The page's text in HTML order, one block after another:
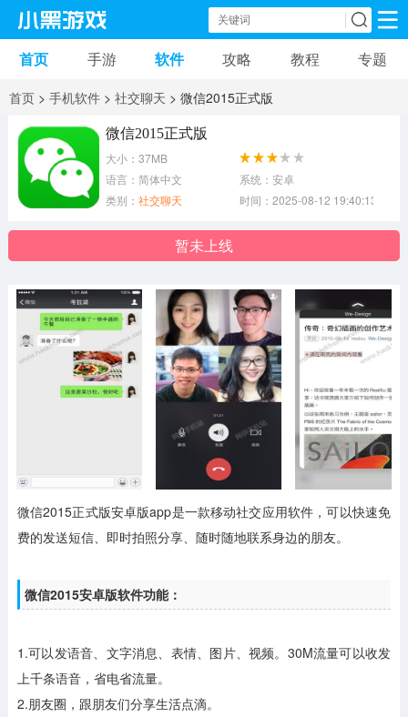
手机游戏 手机软件
安卓游戏
益智游戏 音乐游戏 传奇游戏
竞速游戏 模拟游戏 体育游戏
策略游戏 文字游戏 角色扮演
首页 手游 软件 攻略 教程 专题
首页 > 手机软件 > 社交聊天 > 微信2015正式版
微信2015正式版
大小：37MB
语言：简体中文
系统：安卓
类别： 社交聊天 时间：2025-08-12 19:40:13
暂未上线
微信2015正式版安卓版app是一款移动社交应用软件，可以快速免
费的发送短信、即时拍照分享、随时随地联系身边的朋友。
微信2015安卓版软件功能：
1.可以发语音、文字消息、表情、图片、视频。30M流量可以收发
上千条语音，省电省流量。
2.朋友圈，跟朋友们分享生活点滴。